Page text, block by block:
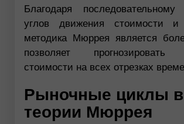
Благодаря
углов движения стоимости и
методика Мюррея является
позволяет прогнозировать
стоимости на всех отрезках
Рыночные циклы в
теории Мюррея